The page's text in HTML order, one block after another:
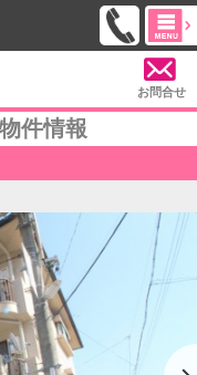
お問合せ
件情報